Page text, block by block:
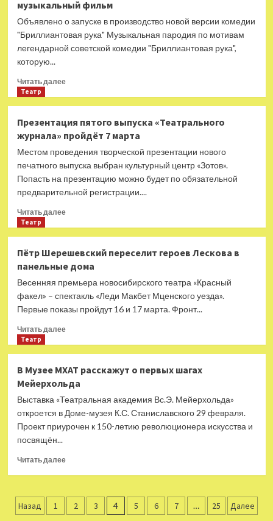
продолжения
российского
«Праздники»
музыкальный фильм
Объявлено о запуске в производство новой версии комедии
"Бриллиантовая рука" Музыкальная пародия по мотивам
легендарной советской комедии "Бриллиантовая рука",
которую...
Читать далееПрочитать
мотивам
«Бриллиантовой
руки»
музыкальный
фильм
Театр
Презентация пятого выпуска «Театрального
журнала» пройдёт 7 марта
Местом проведения творческой презентации нового
печатного выпуска выбран культурный центр «Зотов».
Попасть на презентацию можно будет по обязательной
предварительной регистрации....
Читать далееПрочитать
пятого
выпуска
«Театрального
7
марта
Театр
Пётр Шерешевский переселит героев Лескова в
панельные дома
Весенняя премьера новосибирского театра «Красный
факел» – спектакль «Леди Макбет Мценского уезда».
Первые показы пройдут 16 и 17 марта. Фронт...
Читать далееПрочитать
Шерешевский
переселит
героев
Лескова
в
панельные
Театр
В Музее МХАТ расскажут о первых шагах
Мейерхольда
Выставка «Театральная академия Вс.Э. Мейерхольда»
откроется в Доме-музея К.С. Станиславского 29 февраля.
Проект приурочен к 150-летию революционера искусства и
посвящён...
Читать далееПрочитать
Музее
МХАТ
Пагинация
Назад 1 2 3 4 5 6 7 … 25 Далее